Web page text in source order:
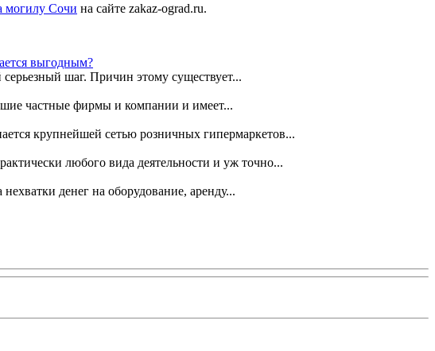
могилу Сочи на сайте zakaz-ograd.ru.
выгодным?
шаг. Причин этому существует...
частные фирмы и компании и имеет...
крупнейшей сетью розничных гипермаркетов...
любого вида деятельности и уж точно...
денег на оборудование, аренду...